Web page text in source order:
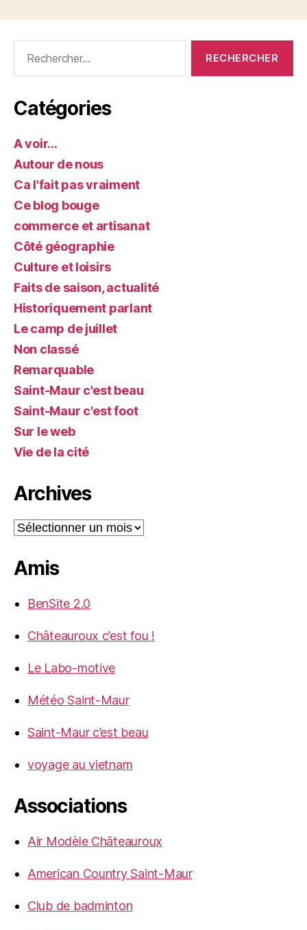
Catégories
A voir…
Autour de nous
Ca l'fait pas vraiment
Ce blog bouge
commerce et artisanat
Côté géographie
Culture et loisirs
Faits de saison, actualité
Historiquement parlant
Le camp de juillet
Non classé
Remarquable
Saint-Maur c'est beau
Saint-Maur c'est foot
Sur le web
Vie de la cité
Archives
Archives
Amis
BenSite 2.0
Châteauroux c’est fou !
Le Labo-motive
Météo Saint-Maur
Saint-Maur c’est beau
voyage au vietnam
Associations
Air Modèle Châteauroux
American Country Saint-Maur
Club de badminton